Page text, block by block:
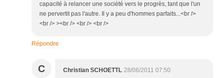
capacité à relancer une société vers le progrès, tant que l'un
ne pervertit pas l'autre. Il y a peu d'hommes parfaits...<br />
<br /> ><br /> <br /> <br />
Répondre
C Christian SCHOETTL 28/06/2011 07:50